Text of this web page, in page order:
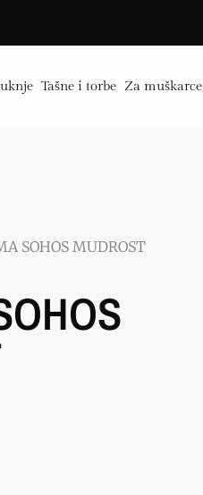
Tašne i torbe Za muškarce
SOHOS MUDROST